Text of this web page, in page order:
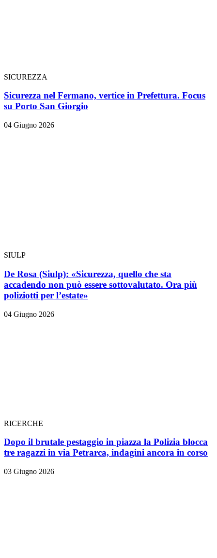
SICUREZZA
Sicurezza nel Fermano, vertice in Prefettura. Focus
su Porto San Giorgio
04 Giugno 2026
SIULP
De Rosa (Siulp): «Sicurezza, quello che sta
accadendo non può essere sottovalutato. Ora più
poliziotti per l’estate»
04 Giugno 2026
RICERCHE
Dopo il brutale pestaggio in piazza la Polizia blocca
tre ragazzi in via Petrarca, indagini ancora in corso
03 Giugno 2026